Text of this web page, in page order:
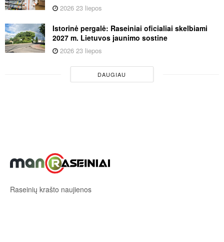
2026 23 liepos
Istorinė pergalė: Raseiniai oficialiai skelbiami
2027 m. Lietuvos jaunimo sostine
2026 23 liepos
DAUGIAU
Raseinių krašto naujienos